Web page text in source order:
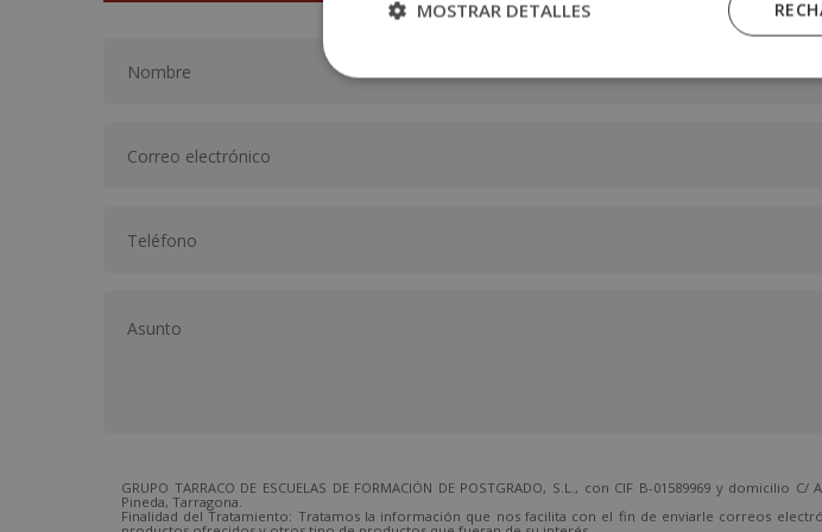
GRUPO TARRACO DE ESCUELAS DE FORMACIÓN DE POSTGRADO, S.L., con CIF B-01589969 y domicilio
Pineda, Tarragona.
Finalidad del Tratamiento: Tratamos la información que nos facilita con el fin de enviarle correos
MOSTRAR DETALLES